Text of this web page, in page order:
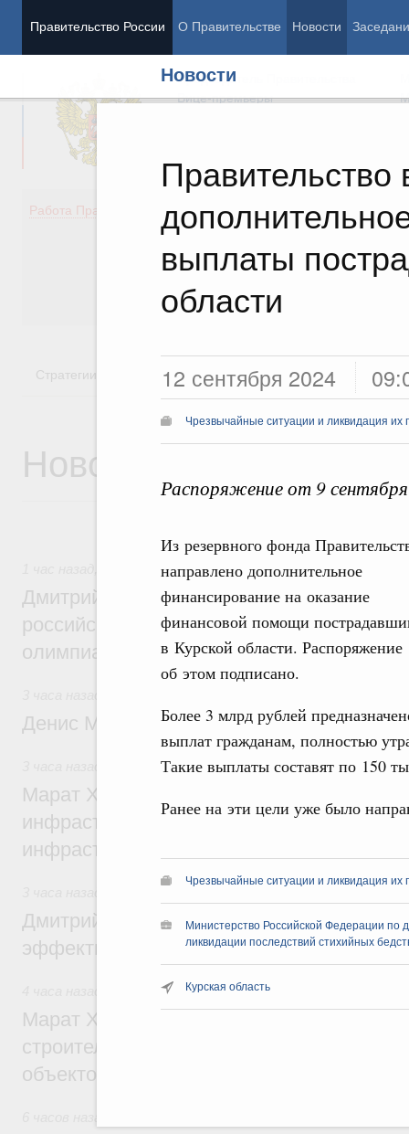
Правительство России О Правительстве Новости
Новости
выплаты
области
12 сентября 2024
Чрезвычайные ситуации и ликвидация их
Распоряжение от 9
Из резервного фонда
направлено дополнительное
финансирование на оказание
финансовой помощи
в Курской области. Распоряжение
об этом подписано.
Более 3 млрд рублей
выплат гражданам, полностью
Такие выплаты составят по 150
Ранее на эти цели уже было
Чрезвычайные ситуации и ликвидация их
Министерство Российской Федерации по
ликвидации последствий стихийных
Курская область
Председатель Правительства
Вице-премьеры
Работа Правительства
Демография
Здоровье
Культура
Государство
Стратегии Государственные программы
Новости
Отрасль информационных технологий
Дмитрий Чернышенко и Сергей Кравцов
российскую сборную с победой на
олимпиаде по искусственному
Денис Мантуров посетил Ярославскую
Бюджеты субъектов Федерации.
Марат Хуснуллин: 15 объектов
инфраструктуры построили и обновили
инфраструктурным кредитам
Дмитрий Патрушев: Синхронизация
эффективность поддержки сельских
Экономика городов. Городская среда
Марат Хуснуллин: «Единый заказчик»
строительство и реконструкцию более
объектов